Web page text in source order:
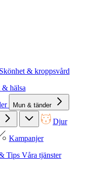
Skönhet & kroppsvård
hälsa
Mun & tänder
Djur
Kampanjer
Tips Våra tjänster